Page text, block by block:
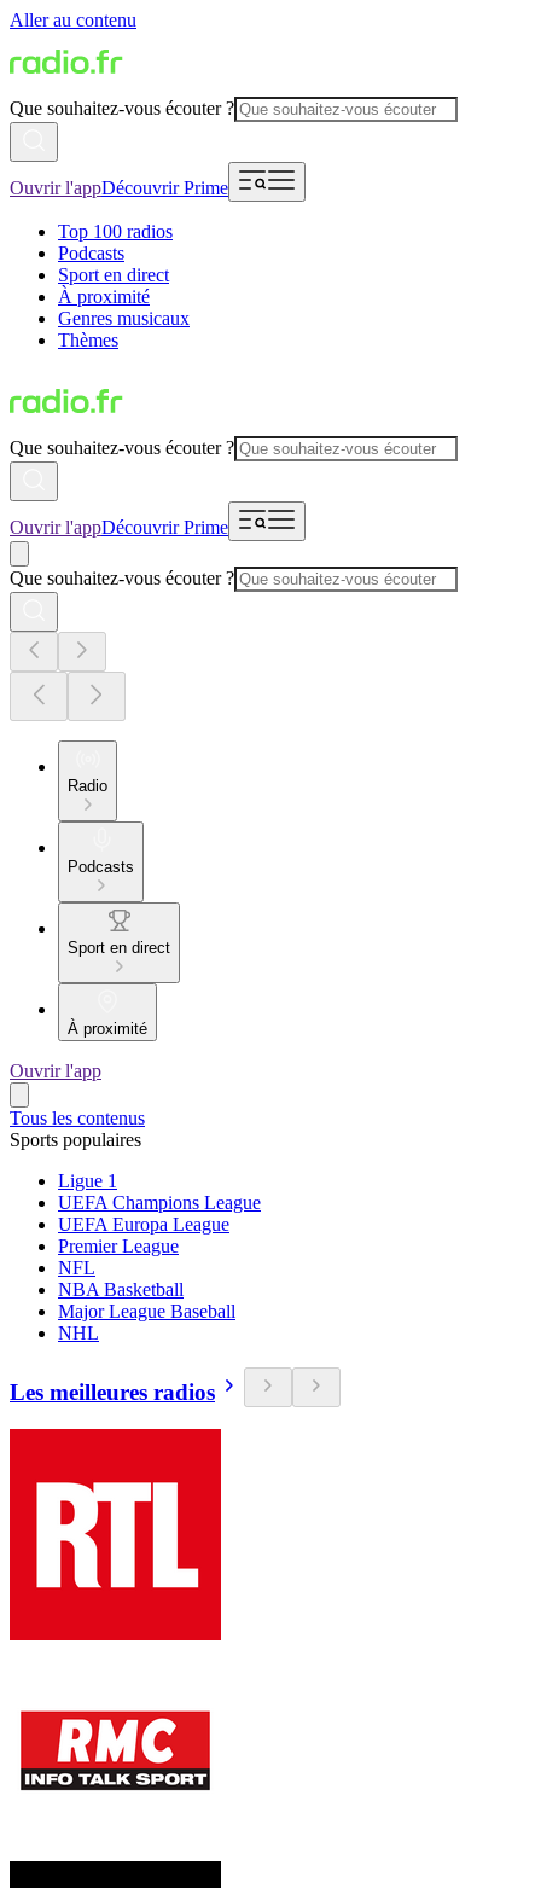
Aller au contenu
Que souhaitez-vous écouter ?
Ouvrir l'appDécouvrir Prime
Top 100 radios
Podcasts
Sport en direct
À proximité
Genres musicaux
Thèmes
Que souhaitez-vous écouter ?
Ouvrir l'appDécouvrir Prime
Que souhaitez-vous écouter ?
Radio
Podcasts
Sport en direct
À proximité
Ouvrir l'app
Tous les contenus
Sports populaires
Ligue 1
UEFA Champions League
UEFA Europa League
Premier League
NFL
NBA Basketball
Major League Baseball
NHL
Les meilleures radios